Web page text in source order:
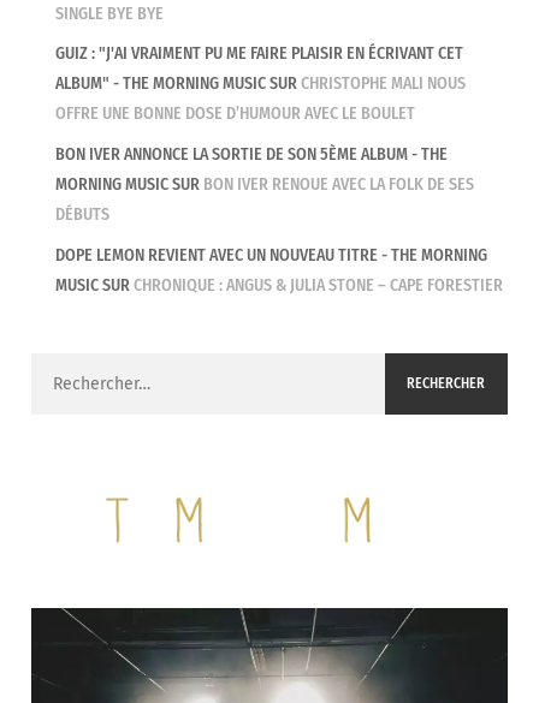
SINGLE BYE BYE
GUIZ : "J'AI VRAIMENT PU ME FAIRE PLAISIR EN ÉCRIVANT CET
ALBUM" - THE MORNING MUSICSURCHRISTOPHE MALI NOUS
OFFRE UNE BONNE DOSE D’HUMOUR AVEC LE BOULET
BON IVER ANNONCE LA SORTIE DE SON 5ÈME ALBUM - THE
MORNING MUSICSUR BON IVER RENOUE AVEC LA FOLK DE SES
DÉBUTS
DOPE LEMON REVIENT AVEC UN NOUVEAU TITRE - THE MORNING
MUSICSURCHRONIQUE : ANGUS & JULIA STONE – CAPE FORESTIER